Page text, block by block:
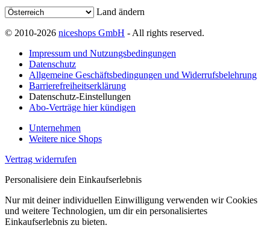
Land ändern
© 2010-2026 niceshops GmbH - All rights reserved.
Impressum und Nutzungsbedingungen
Datenschutz
Allgemeine Geschäftsbedingungen und Widerrufsbelehrung
Barrierefreiheitserklärung
Datenschutz-Einstellungen
Abo-Verträge hier kündigen
Unternehmen
Weitere nice Shops
Vertrag widerrufen
Personalisiere dein Einkaufserlebnis
Nur mit deiner individuellen Einwilligung verwenden wir Cookies
und weitere Technologien, um dir ein personalisiertes
Einkaufserlebnis zu bieten.